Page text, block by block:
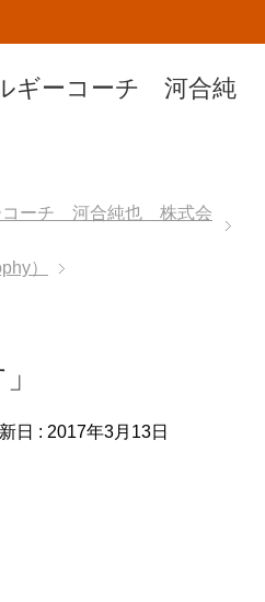
ギーコーチ 河合純
コーチ 河合純也 株式会
）
日 : 2017年3月13日